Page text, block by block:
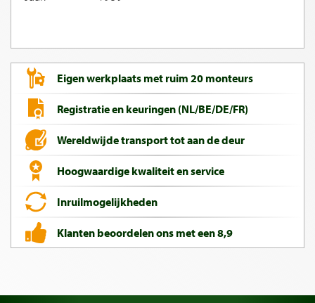
Eigen werkplaats met ruim 20 monteurs
Registratie en keuringen (NL/BE/DE/FR)
Wereldwijde transport tot aan de deur
Hoogwaardige kwaliteit en service
Inruilmogelijkheden
Klanten beoordelen ons met een 8,9